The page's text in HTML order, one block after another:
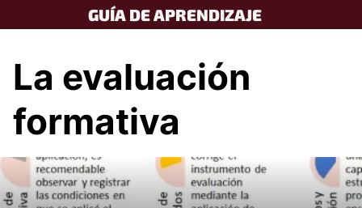
to
GUÍA DE APRENDIZAJE
La evaluación
formativa